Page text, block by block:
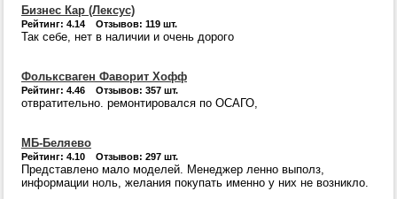
Бизнес Кар (Лексус)
Рейтинг: 4.14 Отзывов: 119 шт.
Так себе, нет в наличии и очень дорого
Фольксваген Фаворит Хофф
Рейтинг: 4.46 Отзывов: 357 шт.
отвратительно. ремонтировался по ОСАГО,
МБ-Беляево
Рейтинг: 4.10 Отзывов: 297 шт.
Представлено мало моделей. Менеджер ленно выполз,
информации ноль, желания покупать именно у них не возникло.